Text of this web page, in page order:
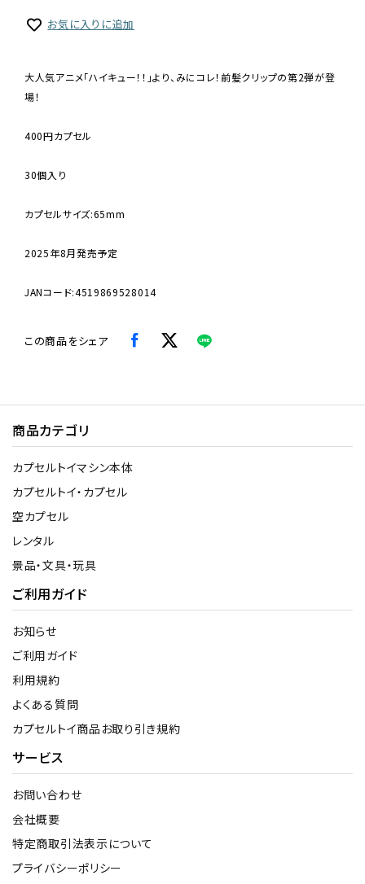
お気に入りに追加
大人気アニメ「ハイキュー！！」より、みにコレ！前髪クリップの第2弾が登
場！
400円カプセル
30個入り
カプセルサイズ:65mm
2025年8月発売予定
JANコード:4519869528014
この商品をシェア
商品カテゴリ
カプセルトイマシン本体
カプセルトイ・カプセル
空カプセル
レンタル
景品・文具・玩具
ご利用ガイド
お知らせ
ご利用ガイド
利用規約
よくある質問
カプセルトイ商品お取り引き規約
サービス
お問い合わせ
会社概要
特定商取引法表示について
プライバシーポリシー